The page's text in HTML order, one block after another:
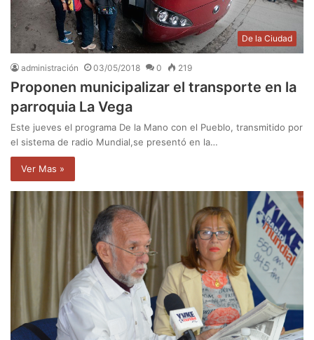
De la Ciudad
administración 03/05/2018 0 219
Proponen municipalizar el transporte en la
parroquia La Vega
Este jueves el programa De la Mano con el Pueblo, transmitido por
el sistema de radio Mundial,se presentó en la…
Ver Mas »